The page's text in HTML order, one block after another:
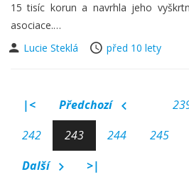
15 tisíc korun a navrhla jeho
asociace.…
Lucie Steklá
před 10 lety
|< Předchozí
242
243 244 245
Další
>|